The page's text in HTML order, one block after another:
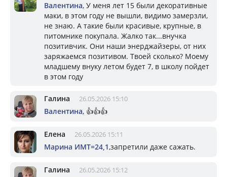
Валентина, У меня лет 15 были декоративные
маки, в этом году не вышли, видимо замерзли,
не знаю. А такие были красивые, крупные, в
питомнике покупала. Жалко так...внучка
позитивчик. Они наши энерджайзеры, от них
заряжаемся позитивом. Твоей сколько? Моему
младшему внуку летом будет 7, в школу пойдет
в этом году
Галина 26.05.2026 15:10
Валентина, 👍👍👍
Елена 26.05.2026 15:11
Марина ИМТ=24,1,запретили даже сажать.
Галина 26.05.2026 15:12